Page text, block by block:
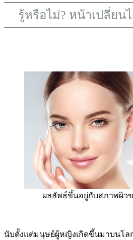
รู้หรือไม่? หน้าเปลี่ยน
ผลลัพธ์ขึ้นอยู่กับสภาพผิว
นับตั้งแต่มนุษย์ผู้หญิงเกิดขึ้นมาบนโล